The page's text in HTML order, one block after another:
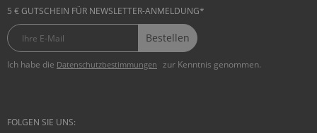
5 € GUTSCHEIN FÜR NEWSLETTER-ANMELDUNG*
Bestellen
Ich habe die Datenschutzbestimmungen zur Kenntnis genommen.
FOLGEN SIE UNS: